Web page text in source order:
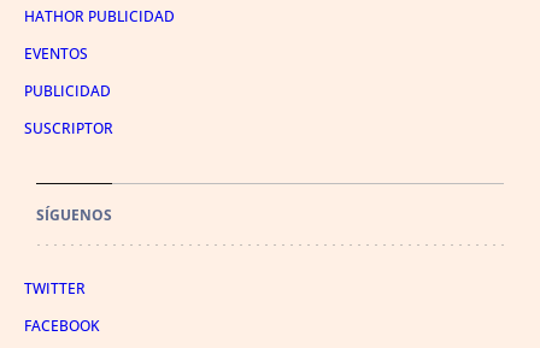
HATHOR PUBLICIDAD
EVENTOS
PUBLICIDAD
SUSCRIPTOR
SÍGUENOS
TWITTER
FACEBOOK